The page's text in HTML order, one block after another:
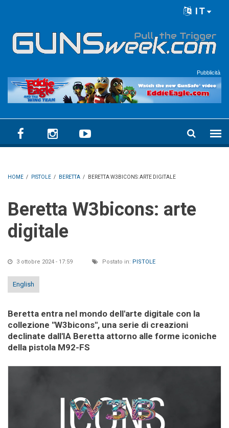
IT
Pubblicità
HOME / PISTOLE / BERETTA / BERETTA W3BICONS: ARTE DIGITALE
Beretta W3bicons: arte
digitale
3 ottobre 2024 - 17:59 Postato in: PISTOLE
English
Beretta entra nel mondo dell'arte digitale con la
collezione "W3bicons", una serie di creazioni
declinate dall'IA Beretta attorno alle forme iconiche
della pistola M92-FS